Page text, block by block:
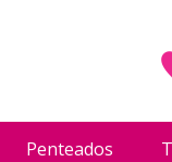
Penteados